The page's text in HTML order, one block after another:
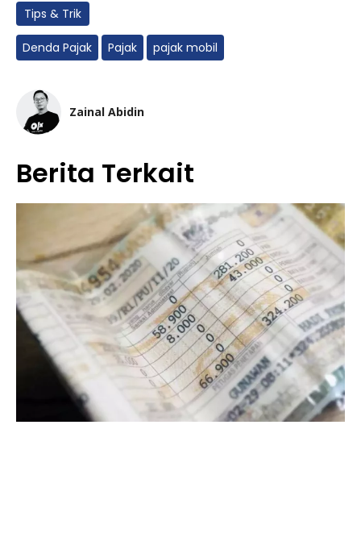
Tips & Trik
Denda Pajak Pajak pajak mobil
Zainal Abidin
Berita Terkait